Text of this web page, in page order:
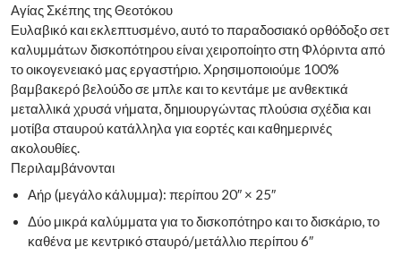
Αγίας Σκέπης της Θεοτόκου
Ευλαβικό και εκλεπτυσμένο, αυτό το παραδοσιακό ορθόδοξο σετ
καλυμμάτων δισκοπότηρου είναι χειροποίητο στη Φλόριντα από
το οικογενειακό μας εργαστήριο. Χρησιμοποιούμε 100%
βαμβακερό βελούδο σε μπλε και το κεντάμε με ανθεκτικά
μεταλλικά χρυσά νήματα, δημιουργώντας πλούσια σχέδια και
μοτίβα σταυρού κατάλληλα για εορτές και καθημερινές
ακολουθίες.
Περιλαμβάνονται
Αήρ (μεγάλο κάλυμμα): περίπου 20″ × 25″
Δύο μικρά καλύμματα για το δισκοπότηρο και το δισκάριο, το
καθένα με κεντρικό σταυρό/μετάλλιο περίπου 6″